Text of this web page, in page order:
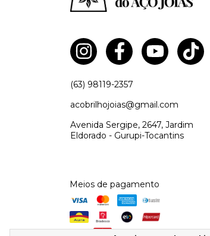
(63) 98119-2357
acobrilhojoias@gmail.com
Avenida Sergipe, 2647, Jardim
Eldorado - Gurupi-Tocantins
Meios de pagamento